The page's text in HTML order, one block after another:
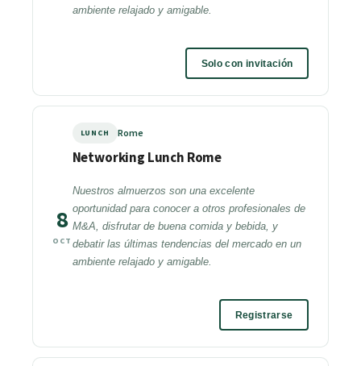
ambiente relajado y amigable.
Solo con invitación
8
OCT
LUNCH Rome
Networking Lunch Rome
Nuestros almuerzos son una excelente
oportunidad para conocer a otros profesionales de
M&A, disfrutar de buena comida y bebida, y
debatir las últimas tendencias del mercado en un
ambiente relajado y amigable.
Registrarse